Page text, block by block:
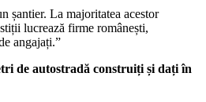
șantier. La majoritatea acestor
lucrează firme românești,
angajați.”
de autostradă construiți și dați în